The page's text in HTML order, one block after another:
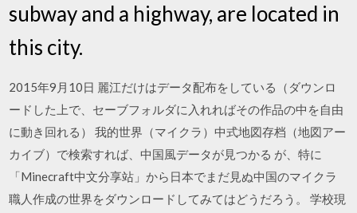
subway and a highway, are located in
this city.
2015年9月10日 麗江だけはデータ配布をしている（ダウンロ
ードした上で、セーブフォルダに入れればその作品の中を自由
に動き回れる） 我的世界（マイクラ）中式地図存档（地図アー
カイブ）で検索すれば、中国風データが見つかる が、特に
「Minecraft中文分享站」から日本でまだ見ぬ中国のマイクラ
職人作成の世界をダウンロードしてみてはどうだろう。 学校現